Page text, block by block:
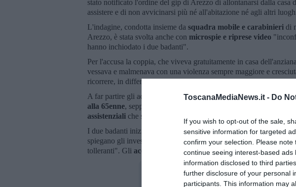
ToscanaMediaNews.it - Do
If you wish to opt-out of the sale,
sensitive information for targeted
confirm your selection. Please
continue seeing interest-based
information disclosed to third
further disclosure of your personal
participants. This information may
stato notificato l'ordine del gip di Arezzo di allontanarsi dalla casa
assistere e di non avvicinarsi più né all'abitazione né agli altri
L'indagine, condotta insieme da squadra mobile e carabinieri di
Arezzo, è stata svolta anche con microspie e riprese video
hanno inchiodato i due badanti".
Per l'accusa la coppia, che viveva gratuitamente in casa
vessava e malmenava con una violenza sempre maggiore e
ricorrere, in differenti occasioni, alle cure mediche".
A far partire gli accertamenti segnalazioni arrivate alle forze
alla 65enne, seppure compatibili con incidenti domestici,
assistenziali che seguivano la donna di giorno e anche tra i sanitari
I due badanti inizialmente si sarebbero allertati in conseguenza dei
spiegano gli investigatori, nelle prime fasi dell'indagine sarebbero
tolleranti". Gli accertamenti successivi , grazie alle riprese video,